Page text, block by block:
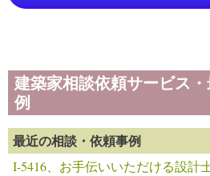
建築家相談依頼サービス
例
最近の相談・依頼事例
I-5416、お手伝いいただける設計